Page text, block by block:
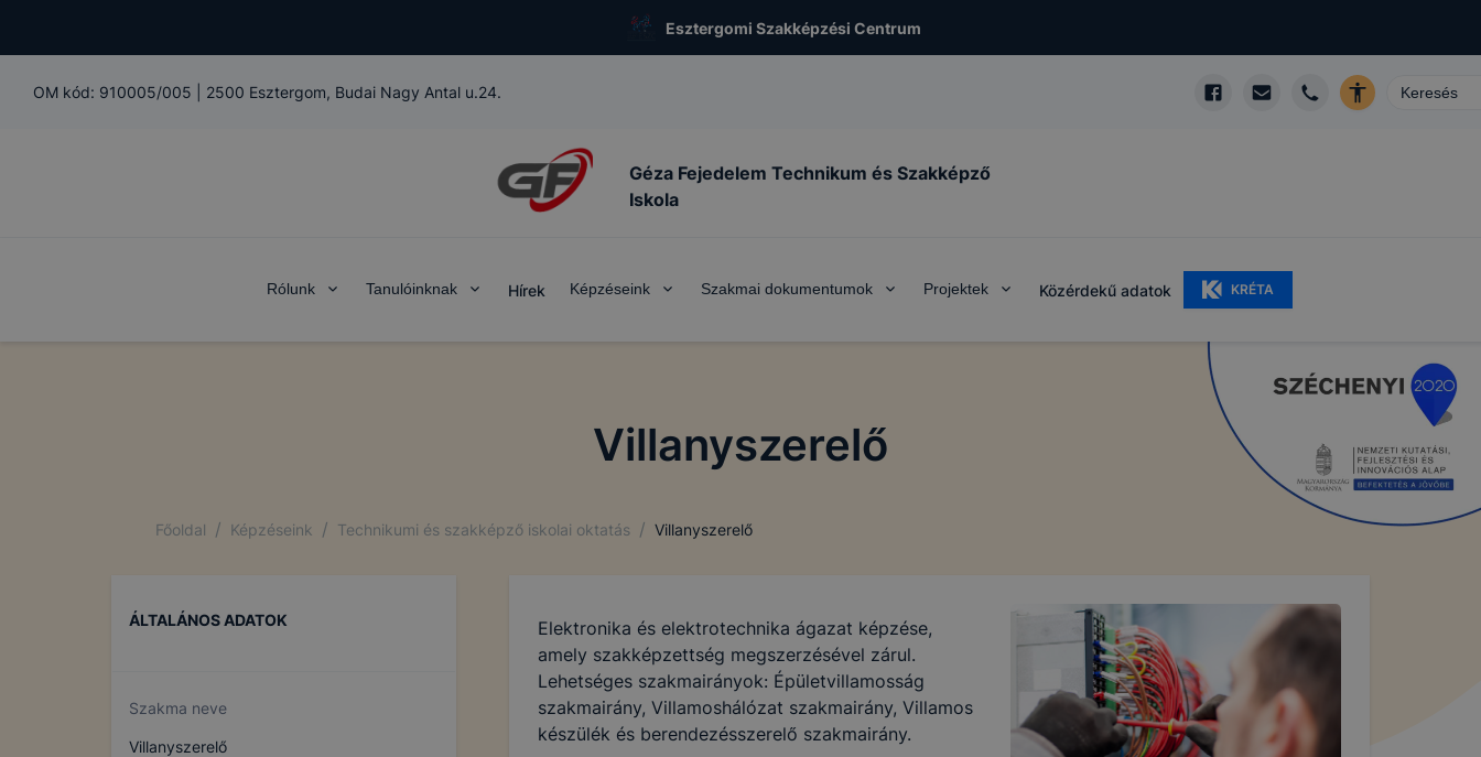
Esztergomi Szakképzési Centrum
OM kód: 910005/005 2500 Esztergom, Budai Nagy Antal u.24.
Géza Fejedelem Technikum és Szakképző
Iskola
Rólunk Tanulóinknak Hírek Képzéseink Szakmai dokumentumok Projektek Közérdekű adatok KRÉTA
Villanyszerelő
Főoldal / Képzéseink / Technikumi és szakképző iskolai oktatás / Villanyszerelő
ÁLTALÁNOS ADATOK
Szakma neve
Villanyszerelő
Elektronika és elektrotechnika ágazat képzése,
amely szakképzettség megszerzésével zárul.
Lehetséges szakmairányok: Épületvillamosság
szakmairány, Villamoshálózat szakmairány, Villamos
készülék és berendezésszerelő szakmairány.